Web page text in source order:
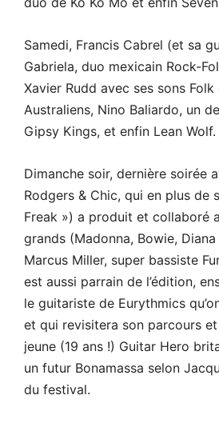
Samedi, Francis Cabrel (et sa
Gabriela, duo mexicain Rock-
Xavier Rudd avec ses sons
Australiens, Nino Baliardo, un
Gipsy Kings, et enfin Lean Wolf.
Dimanche soir, dernière soirée
Rodgers & Chic, qui en plus de
Freak ») a produit et collaboré
grands (Madonna, Bowie, Diana
Marcus Miller, super bassiste
est aussi parrain de l’édition,
le guitariste de Eurythmics
et qui revisitera son parcours
jeune (19 ans !) Guitar Hero
un futur Bonamassa selon
du festival.